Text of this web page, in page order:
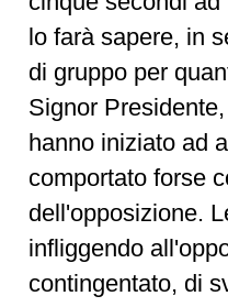
lo farà sapere, in
di gruppo per
Signor
hanno iniziato ad
comportato forse
dell'opposizione.
infliggendo
contingentato, di